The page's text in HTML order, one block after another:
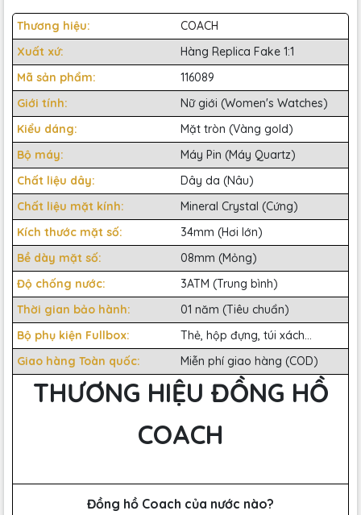
Thương hiệu:
COACH
Xuất xứ:
Hàng Replica Fake 1:1
Mã sản phẩm:
116089
Giới tính:
Nữ giới (Women's Watches)
Kiểu dáng:
Mặt tròn (Vàng gold)
Bộ máy:
Máy Pin (Máy Quartz)
Chất liệu dây:
Dây da (Nâu)
Chất liệu mặt kính:
Mineral Crystal (Cứng)
Kích thước mặt số:
34mm (Hơi lớn)
Bề dày mặt số:
08mm (Mỏng)
Độ chống nước:
3ATM (Trung bình)
Thời gian bảo hành:
01 năm (Tiêu chuẩn)
Bộ phụ kiện Fullbox:
Thẻ, hộp đựng, túi xách...
Giao hàng Toàn quốc:
Miễn phí giao hàng (COD)
THƯƠNG HIỆU ĐỒNG HỒ
COACH
Đồng hồ Coach của nước nào?